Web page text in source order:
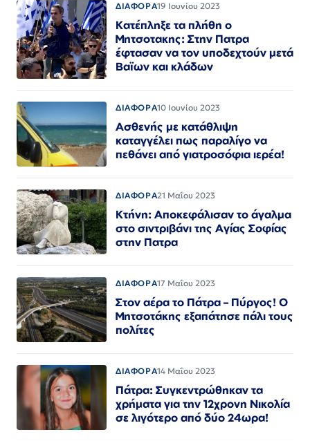
ΔΙΑΦΟΡΑ19 Ιουνίου 2023
Κατέπληξε τα πλήθη ο
Μητσοτακης: Στην Πατρα
έφτασαν να τον υποδεχτούν μετά
Βαϊων και κλάδων
ΔΙΑΦΟΡΑ10 Ιουνίου 2023
Ασθενής με κατάθλιψη
καταγγέλει πως παραλίγο να
πεθάνει από γιατροσόφια ιερέα!
ΔΙΑΦΟΡΑ21 Μαΐου 2023
Κτήνη: Αποκεφάλισαν το άγαλμα
στο σιντριβάνι της Αγίας Σοφίας
στην Πατρα
ΔΙΑΦΟΡΑ17 Μαΐου 2023
Στον αέρα το Πάτρα – Πύργος! Ο
Μητσοτάκης εξαπάτησε πάλι τους
πολίτες
ΔΙΑΦΟΡΑ14 Μαΐου 2023
Πάτρα: Συγκεντρώθηκαν τα
χρήματα για την 12χρονη Νικολία
σε λιγότερο από δύο 24ωρα!